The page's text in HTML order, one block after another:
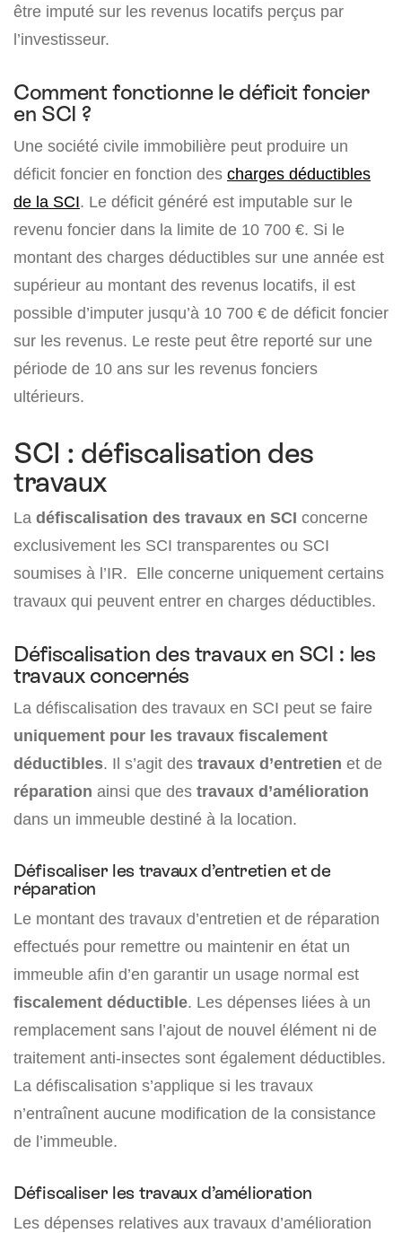
être imputé sur les revenus locatifs perçus par
l’investisseur.
Comment fonctionne le déficit foncier
en SCI ?
Une société civile immobilière peut produire un
déficit foncier en fonction des charges déductibles
de la SCI. Le déficit généré est imputable sur le
revenu foncier dans la limite de 10 700 €. Si le
montant des charges déductibles sur une année est
supérieur au montant des revenus locatifs, il est
possible d’imputer jusqu’à 10 700 € de déficit foncier
sur les revenus. Le reste peut être reporté sur une
période de 10 ans sur les revenus fonciers
ultérieurs.
SCI : défiscalisation des
travaux
La défiscalisation des travaux en SCI concerne
exclusivement les SCI transparentes ou SCI
soumises à l’IR. Elle concerne uniquement certains
travaux qui peuvent entrer en charges déductibles.
Défiscalisation des travaux en SCI : les
travaux concernés
La défiscalisation des travaux en SCI peut se faire
uniquement pour les travaux fiscalement
déductibles. Il s’agit des travaux d’entretien et de
réparation ainsi que des travaux d’amélioration
dans un immeuble destiné à la location.
Défiscaliser les travaux d’entretien et de
réparation
Le montant des travaux d’entretien et de réparation
effectués pour remettre ou maintenir en état un
immeuble afin d’en garantir un usage normal est
fiscalement déductible. Les dépenses liées à un
remplacement sans l’ajout de nouvel élément ni de
traitement anti-insectes sont également déductibles.
La défiscalisation s’applique si les travaux
n’entraînent aucune modification de la consistance
de l’immeuble.
Défiscaliser les travaux d’amélioration
Les dépenses relatives aux travaux d’amélioration